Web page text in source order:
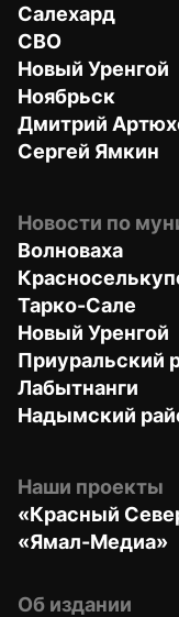
Салехард
СВО
Новый Уренгой
Ноябрьск
Дмитрий
Сергей Ямкин
Новости по
Волноваха
Тарко-Сале
Новый Уренгой
Приуральский
Лабытнанги
Надымский
Наши проекты
«Красный
«Ямал-Медиа»
Об издании